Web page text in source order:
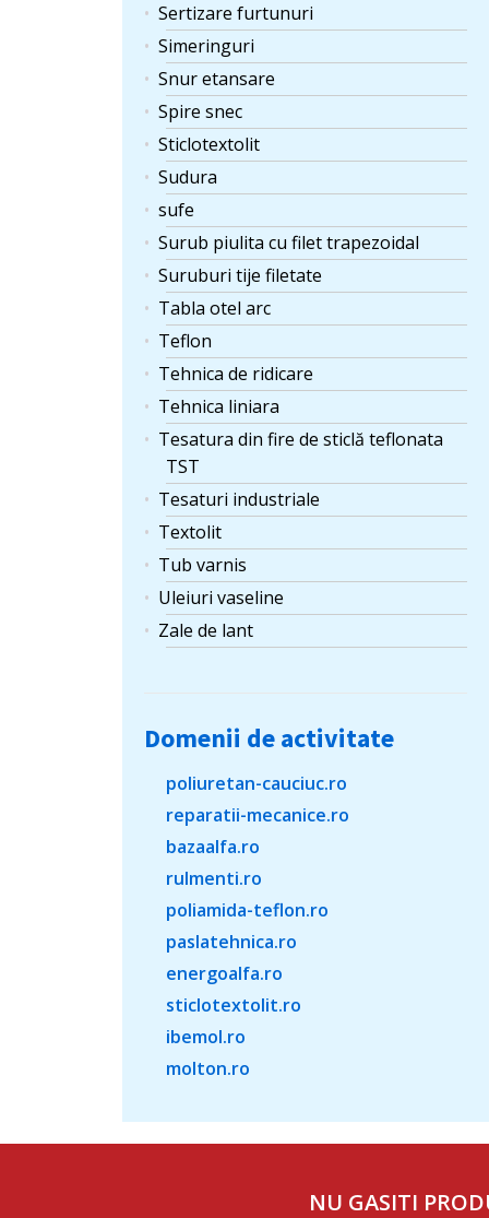
Sertizare furtunuri
Simeringuri
Snur etansare
Spire snec
Sticlotextolit
Sudura
sufe
Surub piulita cu filet trapezoidal
Suruburi tije filetate
Tabla otel arc
Teflon
Tehnica de ridicare
Tehnica liniara
Tesatura din fire de sticlă teflonata
TST
Tesaturi industriale
Textolit
Tub varnis
Uleiuri vaseline
Zale de lant
Domenii de activitate
poliuretan-cauciuc.ro
reparatii-mecanice.ro
bazaalfa.ro
rulmenti.ro
poliamida-teflon.ro
paslatehnica.ro
energoalfa.ro
sticlotextolit.ro
ibemol.ro
molton.ro
NU GASITI